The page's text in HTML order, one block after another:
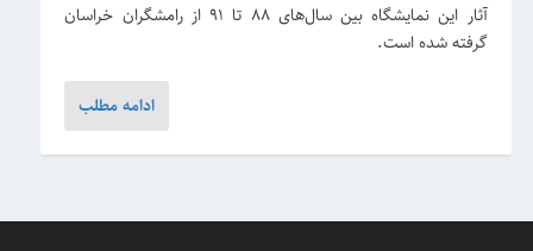
آثار این نمایشگاه بین سال‌های ۸۸ تا ۹۱ از رامشگران خراسان
گرفته شده است.
ادامه مطلب